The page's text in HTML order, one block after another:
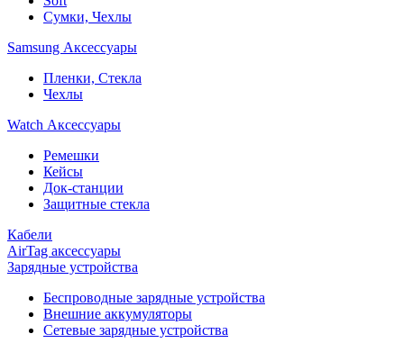
Сумки, Чехлы
Samsung Аксессуары
Пленки, Стекла
Чехлы
Watch Аксессуары
Ремешки
Кейсы
Док-станции
Защитные стекла
Кабели
AirTag аксессуары
Зарядные устройства
Беспроводные зарядные устройства
Внешние аккумуляторы
Сетевые зарядные устройства